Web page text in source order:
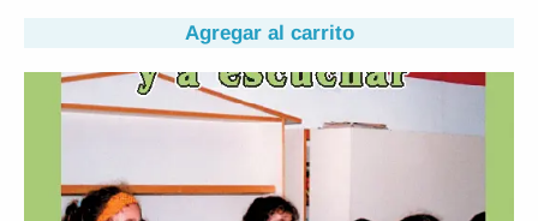
Agregar al carrito